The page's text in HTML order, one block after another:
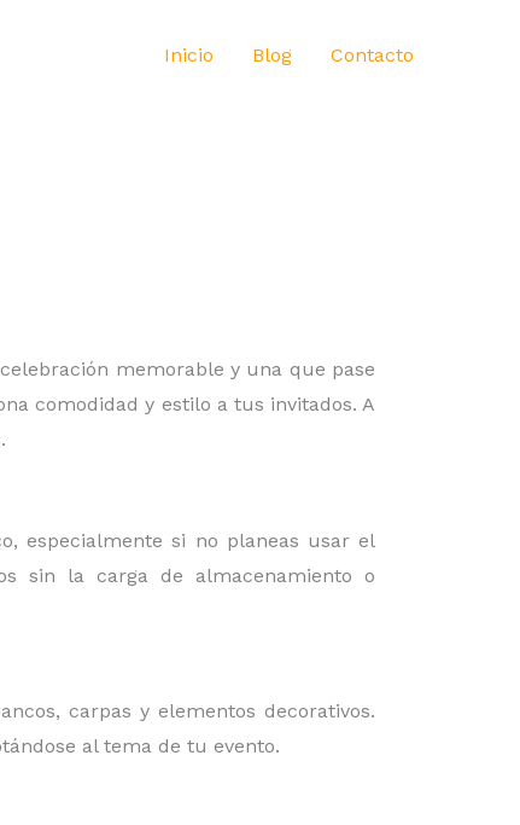
Inicio Blog Contacto
memorable y una que pase
comodidad y estilo a tus invitados. A
especialmente si no planeas usar el
sin la carga de almacenamiento o
carpas y elementos decorativos.
al tema de tu evento.